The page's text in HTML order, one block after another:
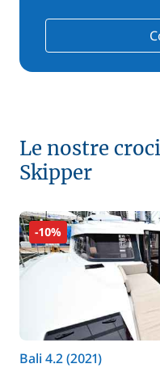
Le nostre
Skipper
-10%
Bali 4.2 (2021)